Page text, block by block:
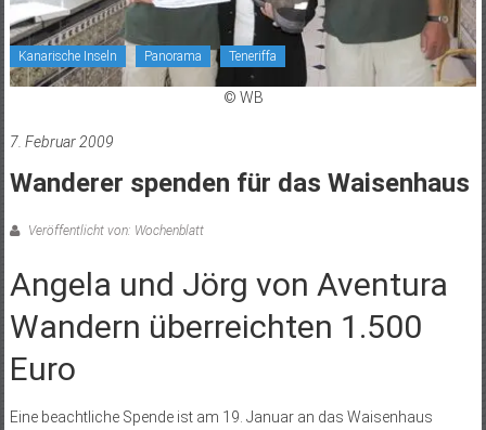
Kanarische Inseln Panorama Teneriffa
© WB
7. Februar 2009
Wanderer spenden für das Waisenhaus
Veröffentlicht von: Wochenblatt
Angela und Jörg von Aventura
Wandern überreichten 1.500
Euro
Eine beachtliche Spende ist am 19. Januar an das Waisenhaus